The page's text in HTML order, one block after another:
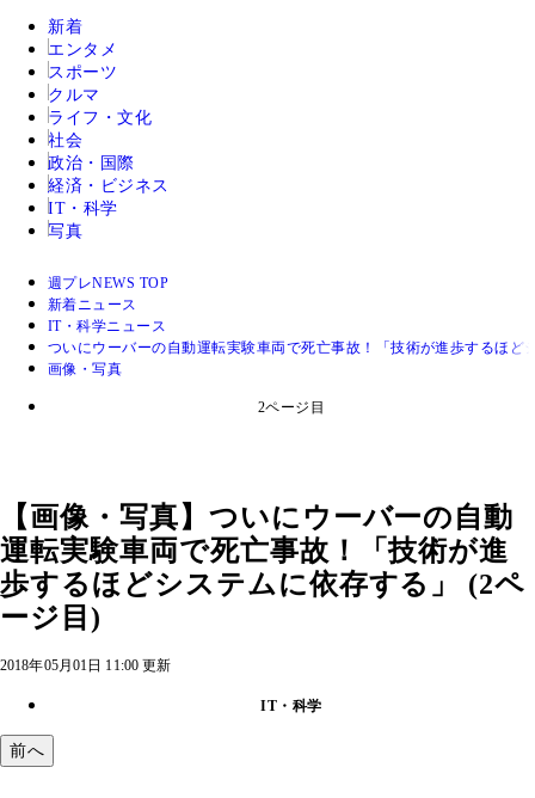
新着
エンタメ
スポーツ
クルマ
ライフ・文化
社会
政治・国際
経済・ビジネス
IT・科学
写真
週プレNEWS TOP
新着ニュース
IT・科学ニュース
ついにウーバーの自動運転実験車両で死亡事故！「技術が進歩するほど
画像・写真
2ページ目
【画像・写真】ついにウーバーの自動
運転実験車両で死亡事故！「技術が進
歩するほどシステムに依存する」 (2ペ
ージ目)
2018年05月01日 11:00 更新
IT・科学
前へ